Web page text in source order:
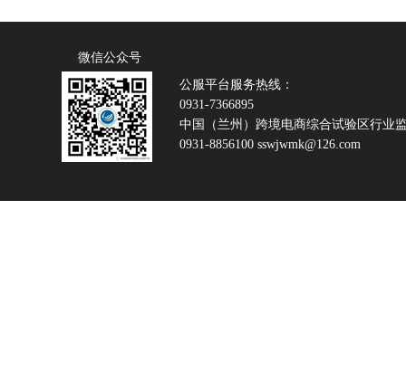
微信公众号
公服平台服务热线：
0931-7366895
中国（兰州）跨境电商综合试验区行业
0931-8856100 sswjwmk@126.com